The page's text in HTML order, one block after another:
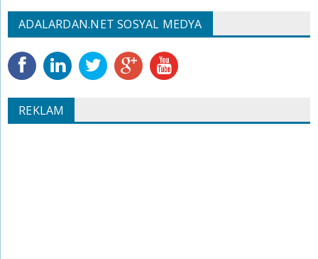
ADALARDAN.NET SOSYAL MEDYA
REKLAM